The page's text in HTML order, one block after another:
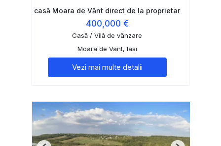
casă Moara de Vănt direct de la proprietar
400,000 €
Casă / Vilă de vânzare
Moara de Vant, Iasi
Vezi mai multe detalii